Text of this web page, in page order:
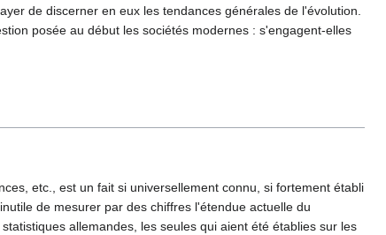
de discerner en eux les tendances générales de l'évolution.
posée au début les sociétés modernes : s'engagent-elles
etc., est un fait si universellement connu, si fortement établi
de mesurer par des chiffres l'étendue actuelle du
allemandes, les seules qui aient été établies sur les